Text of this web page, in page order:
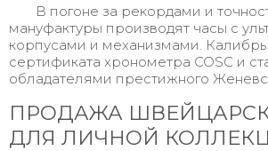
В погоне за рекордами и
мануфактуры производят часы с
корпусами и механизмами.
сертификата хронометра COSC и
обладателями престижного
ПРОДАЖА
ДЛЯ ЛИЧНОЙ